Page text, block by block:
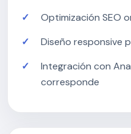
Optimización SEO
Diseño responsive
Integración con
corresponde